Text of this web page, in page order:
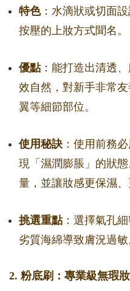
特色：水滴狀或切面設
按壓的上妝方式聞名。
優點：能打造出清透
效自然，對新手非常
翼等細節部位。
使用秘訣 ：使用前務
現「濕潤膨脹」的狀
量，並讓妝感更保濕、
挑選重點：選擇氣孔
劣質海綿導致膚況過敏
2. 粉底刷：專業級無瑕